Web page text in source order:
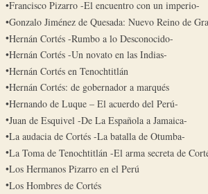
Francisco Pizarro -El encuentro con un imperio-
Gonzalo Jiménez de Quesada: Nuevo Reino de
Hernán Cortés -Rumbo a lo Desconocido-
Hernán Cortés -Un novato en las Indias-
Hernán Cortés en Tenochtitlán
Hernán Cortés: de gobernador a marqués
Hernando de Luque – El acuerdo del Perú-
Juan de Esquivel -De La Española a Jamaica-
La audacia de Cortés -La batalla de Otumba-
La Toma de Tenochtitlán -El arma secreta de
Los Hermanos Pizarro en el Perú
Los Hombres de Cortés